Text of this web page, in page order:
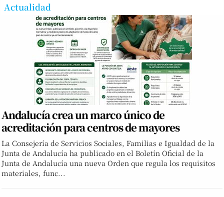
Actualidad
Andalucía crea un marco único de
acreditación para centros de mayores
La Consejería de Servicios Sociales, Familias e Igualdad de la
Junta de Andalucía ha publicado en el Boletín Oficial de la
Junta de Andalucía una nueva Orden que regula los requisitos
materiales, func...